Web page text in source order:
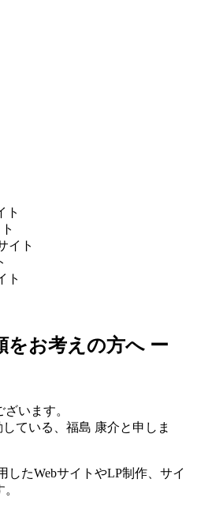
をお考えの方へ ー
います。
ている、福島 康介と申しま
したWebサイトやLP制作、サイ